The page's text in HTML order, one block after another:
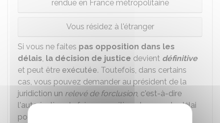
rendue en France métropolitaine
Vous résidez à l'étranger
Si vous ne faites pas opposition dans les
délais, la décision de justice devient définitive
et peut être exécutée. Toutefois, dans certains
cas, vous pouvez demander au président de la
juridiction un relevé de forclusion, c'est-à-dire
l'autorisation de faire opposition alors que le délai
pour agir a expiré.